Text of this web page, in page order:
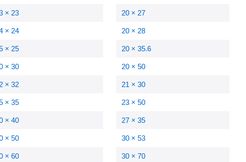
× 23
× 24
× 25
× 30
× 32
× 35
× 40
× 50
× 60
20 × 27
20 × 28
20 × 35.6
20 × 50
21 × 30
23 × 50
27 × 35
30 × 53
30 × 70